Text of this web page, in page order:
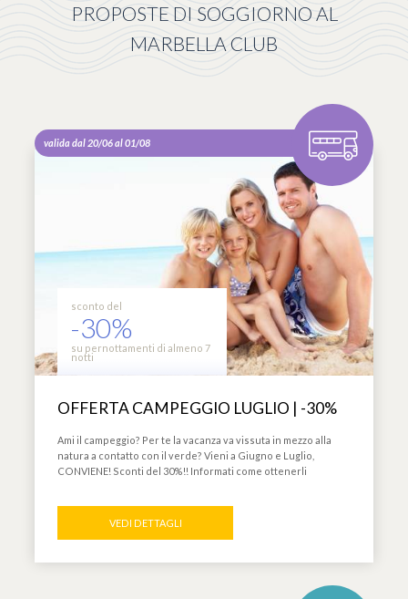
PROPOSTE DI SOGGIORNO AL
MARBELLA CLUB
valida dal 20/06 al 01/08
sconto del
-30%
su pernottamenti di almeno 7
notti
OFFERTA CAMPEGGIO LUGLIO | -30%
Ami il campeggio? Per te la vacanza va vissuta in mezzo alla
natura a contatto con il verde? Vieni a Giugno e Luglio,
CONVIENE! Sconti del 30%!! Informati come ottenerli
VEDI DETTAGLI